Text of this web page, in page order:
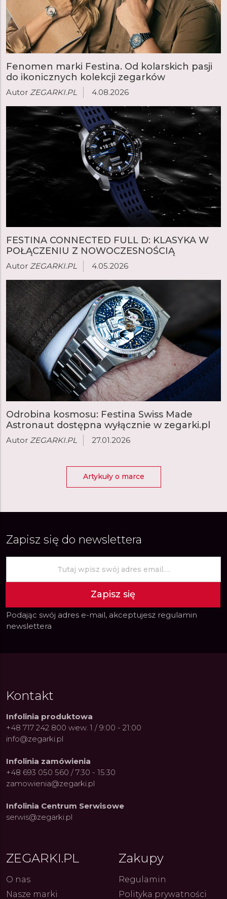
i Dostępny Luksus z
kolarskich pasji do ikonicznych
kolekcji zegarków
Fenomen marki Festina. Od kolarskich pasji
do ikonicznych kolekcji zegarków
Autor ZEGARKI.PL 4.08.2026
FESTINA CONNECTED FULL D: KLASYKA W
POŁĄCZENIU Z NOWOCZESNOŚCIĄ
Autor ZEGARKI.PL 4.05.2026
Odrobina kosmosu: Festina Swiss Made
Astronaut dostępna wyłącznie w zegarki.pl
Autor ZEGARKI.PL 27.01.2026
Artykuły o marce
Zapisz się do newslettera
Zapisz się
Podając swój adres e-mail, akceptujesz regulamin
newslettera
Kontakt
Infolinia produktowa
+48 717 242 800 wew. 1 / 9:00 - 21:00
info@zegarki.pl
Infolinia zamówienia
+48 693 050 560 / 7:30 - 15:30
zamowienia@zegarki.pl
Infolinia Centrum Serwisowe
serwis@zegarki.pl
ZEGARKI.PL
O nas
Nasze marki
Zakupy
Regulamin
Polityka prywatności